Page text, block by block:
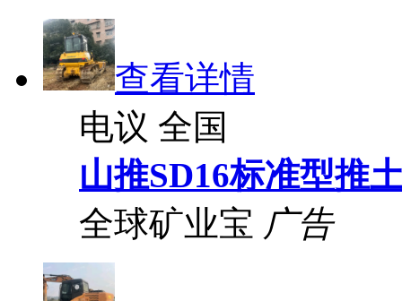
查看详情
电议 全国
山推SD16标准型推
全球矿业宝 广告